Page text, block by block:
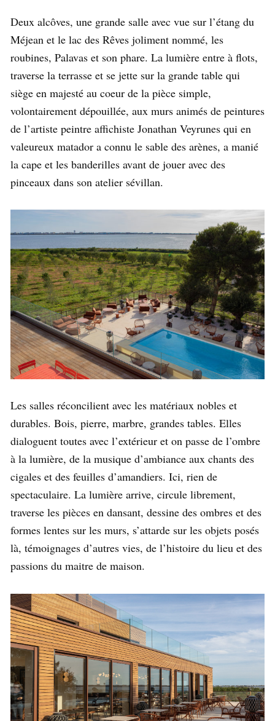
Deux alcôves, une grande salle avec vue sur l’étang du
Méjean et le lac des Rêves joliment nommé, les
roubines, Palavas et son phare. La lumière entre à flots,
traverse la terrasse et se jette sur la grande table qui
siège en majesté au coeur de la pièce simple,
volontairement dépouillée, aux murs animés de peintures
de l’artiste peintre affichiste Jonathan Veyrunes qui en
valeureux matador a connu le sable des arènes, a manié
la cape et les banderilles avant de jouer avec des
pinceaux dans son atelier sévillan.
Les salles réconcilient avec les matériaux nobles et
durables. Bois, pierre, marbre, grandes tables. Elles
dialoguent toutes avec l’extérieur et on passe de l’ombre
à la lumière, de la musique d’ambiance aux chants des
cigales et des feuilles d’amandiers. Ici, rien de
spectaculaire. La lumière arrive, circule librement,
traverse les pièces en dansant, dessine des ombres et des
formes lentes sur les murs, s’attarde sur les objets posés
là, témoignages d’autres vies, de l’histoire du lieu et des
passions du maitre de maison.